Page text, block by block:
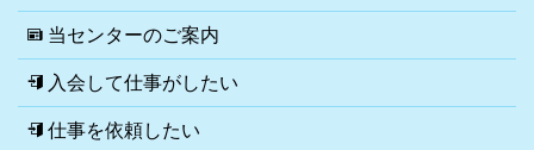
当センターのご案内
入会して仕事がしたい
仕事を依頼したい